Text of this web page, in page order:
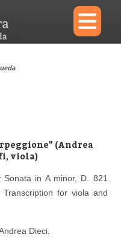
×
Reproductor
(Andrea
viola)
Sonata in A minor, D. 821
for viola and
Dieci.